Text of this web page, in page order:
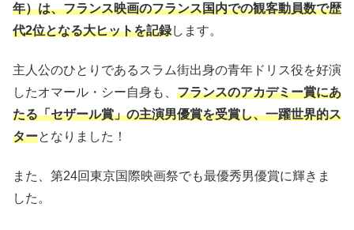
年）は、フランス映画のフランス国内での観客動員数で歴
代2位となる大ヒットを記録します。
主人公のひとりであるスラム街出身の青年ドリス役を好演
したオマール・シー自身も、 フランスのアカデミー賞にあ
たる「セザール賞」の主演男優賞を受賞し、一躍世界的ス
ターとなりました！
また、第24回東京国際映画祭でも最優秀男優賞に輝きま
した。